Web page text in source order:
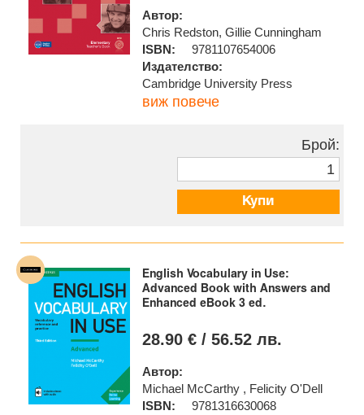
Автор:
Chris Redston, Gillie Cunningham
ISBN:
9781107654006
Издателство:
Cambridge University Press
виж повече
Брой:
Купи
English Vocabulary in Use:
Advanced Book with Answers and
Enhanced eBook 3 ed.
28.90 € / 56.52 лв.
Автор:
Michael McCarthy , Felicity O'Dell
ISBN:
9781316630068